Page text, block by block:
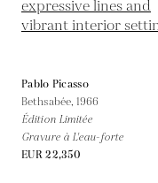
Pablo Picasso
Bethsabée,1966
Édition Limitée
Gravure à L'eau-forte
EUR 22,350